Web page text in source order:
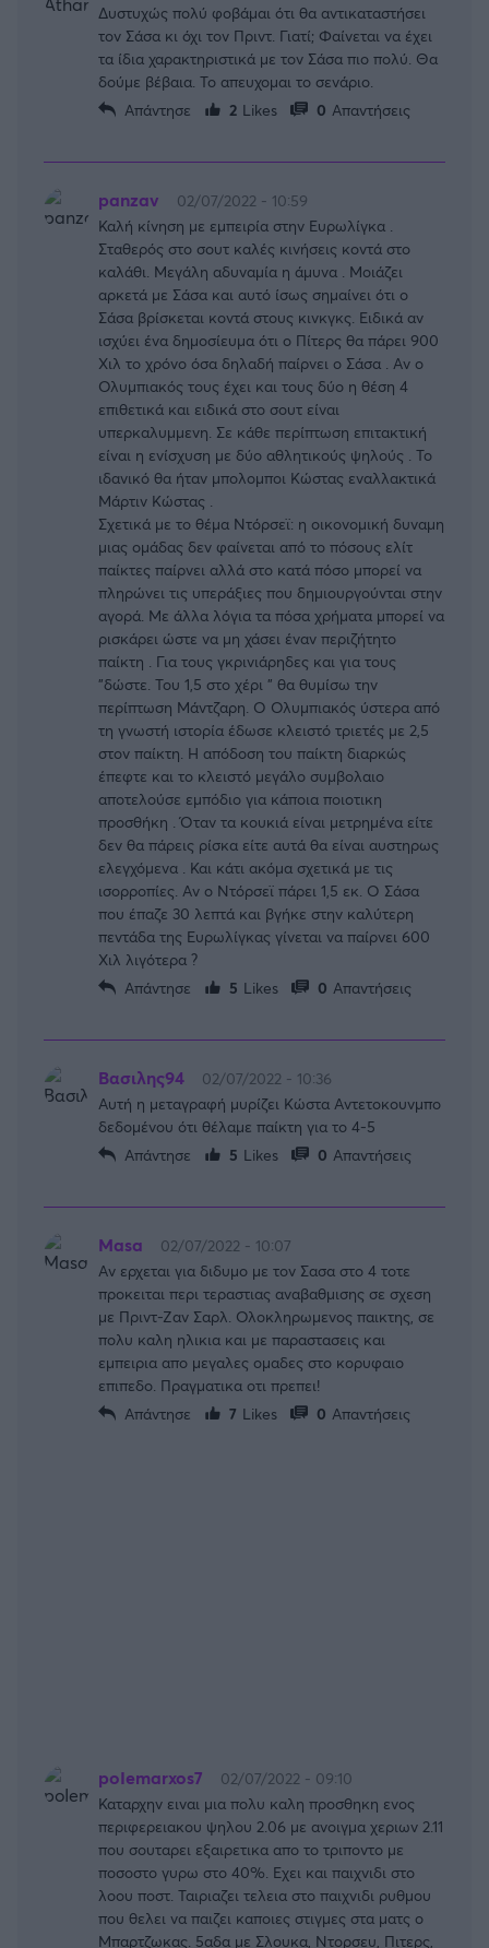
Δυστυχώς πολύ φοβάμαι ότι θα αντικαταστήσει
τον Σάσα κι όχι τον Πριντ. Γιατί; Φαίνεται να έχει
τα ίδια χαρακτηριστικά με τον Σάσα πιο πολύ. Θα
δούμε βέβαια. Το απευχομαι το σενάριο.
Απάντησε
2 Likes 0 Απαντήσεις
panzav
02/07/2022 - 10:59
Καλή κίνηση με εμπειρία στην Ευρωλίγκα .
Σταθερός στο σουτ καλές κινήσεις κοντά στο
καλάθι. Μεγάλη αδυναμία η άμυνα . Μοιάζει
αρκετά με Σάσα και αυτό ίσως σημαίνει ότι ο
Σάσα βρίσκεται κοντά στους κινκγκς. Ειδικά αν
ισχύει ένα δημοσίευμα ότι ο Πίτερς θα πάρει 900
Χιλ το χρόνο όσα δηλαδή παίρνει ο Σάσα . Αν ο
Ολυμπιακός τους έχει και τους δύο η θέση 4
επιθετικά και ειδικά στο σουτ είναι
υπερκαλυμμενη. Σε κάθε περίπτωση επιτακτική
είναι η ενίσχυση με δύο αθλητικούς ψηλούς . Το
ιδανικό θα ήταν μπολομποι Κώστας εναλλακτικά
Μάρτιν Κώστας .
Σχετικά με το θέμα Ντόρσεϊ: η οικονομική δυναμη
μιας ομάδας δεν φαίνεται από το πόσους ελίτ
παίκτες παίρνει αλλά στο κατά πόσο μπορεί να
πληρώνει τις υπεράξιες που δημιουργούνται στην
αγορά. Με άλλα λόγια τα πόσα χρήματα μπορεί να
ρισκάρει ώστε να μη χάσει έναν περιζήτητο
παίκτη . Για τους γκρινιάρηδες και για τους
"δώστε. Του 1,5 στο χέρι " θα θυμίσω την
περίπτωση Μάντζαρη. Ο Ολυμπιακός ύστερα από
τη γνωστή ιστορία έδωσε κλειστό τριετές με 2,5
στον παίκτη. Η απόδοση του παίκτη διαρκώς
έπεφτε και το κλειστό μεγάλο συμβολαιο
αποτελούσε εμπόδιο για κάποια ποιοτικη
προσθήκη . Όταν τα κουκιά είναι μετρημένα είτε
δεν θα πάρεις ρίσκα είτε αυτά θα είναι αυστηρως
ελεγχόμενα . Και κάτι ακόμα σχετικά με τις
ισορροπίες. Αν ο Ντόρσεϊ πάρει 1,5 εκ. Ο Σάσα
που έπαζε 30 λεπτά και βγήκε στην καλύτερη
πεντάδα της Ευρωλίγκας γίνεται να παίρνει 600
Χιλ λιγότερα ?
Απάντησε
5 Likes 0 Απαντήσεις
Βασιλης94
02/07/2022 - 10:36
Αυτή η μεταγραφή μυρίζει Κώστα Αντετοκουνμπο
δεδομένου ότι θέλαμε παίκτη για το 4-5
Απάντησε
5 Likes 0 Απαντήσεις
Masa
02/07/2022 - 10:07
Αν ερχεται για διδυμο με τον Σασα στο 4 τοτε
προκειται περι τεραστιας αναβαθμισης σε σχεση
με Πριντ-Ζαν Σαρλ. Ολοκληρωμενος παικτης, σε
πολυ καλη ηλικια και με παραστασεις και
εμπειρια απο μεγαλες ομαδες στο κορυφαιο
επιπεδο. Πραγματικα οτι πρεπει!
Απάντησε
7 Likes 0 Απαντήσεις
poIemarxos7
02/07/2022 - 09:10
Καταρχην ειναι μια πολυ καλη προσθηκη ενος
περιφερειακου ψηλου 2.06 με ανοιγμα χεριων 2.11
που σουταρει εξαιρετικα απο το τριποντο με
ποσοστο γυρω στο 40%. Εχει και παιχνιδι στο
λοου ποστ. Ταιριαζει τελεια στο παιχνιδι ρυθμου
που θελει να παιζει καποιες στιγμες στα ματς ο
Μπαρτζωκας. 5αδα με Σλουκα, Ντορσευ, Πιτερς,